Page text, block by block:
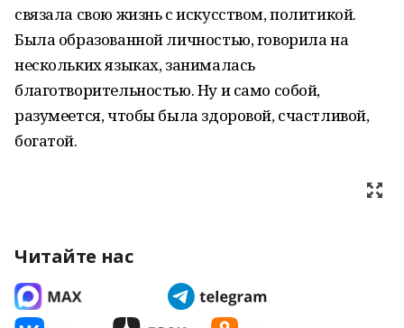
связала свою жизнь с искусством, политикой.
Была образованной личностью, говорила на
нескольких языках, занималась
благотворительностью. Ну и само собой,
разумеется, чтобы была здоровой, счастливой,
богатой.
Читайте нас